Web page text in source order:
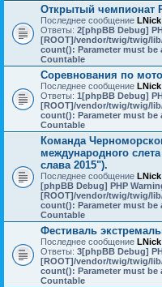
Открытый чемпионат
Последнее сообщение LNick
Ответы: 2[phpBB Debug]
[ROOT]/vendor/twig/twig/
count(): Parameter must
Countable
Соревнования по
Последнее сообщение LNick
Ответы: 1 [phpBB Debug]
[ROOT]/vendor/twig/twig/
count(): Parameter must
Countable
Команда
международного
слава 2015").
Последнее сообщение LNick
[phpBB Debug] PHP
[ROOT]/vendor/twig/twig/
count(): Parameter must
Countable
Фестиваль
Последнее сообщение LNick
Ответы: 3[phpBB Debug]
[ROOT]/vendor/twig/twig/
count(): Parameter must
Countable